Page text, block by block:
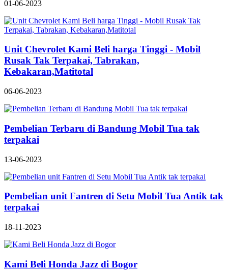
01-06-2023
Unit Chevrolet Kami Beli harga Tinggi - Mobil
Rusak Tak Terpakai, Tabrakan,
Kebakaran,Matitotal
06-06-2023
Pembelian Terbaru di Bandung Mobil Tua tak
terpakai
13-06-2023
Pembelian unit Fantren di Setu Mobil Tua Antik tak
terpakai
18-11-2023
Kami Beli Honda Jazz di Bogor